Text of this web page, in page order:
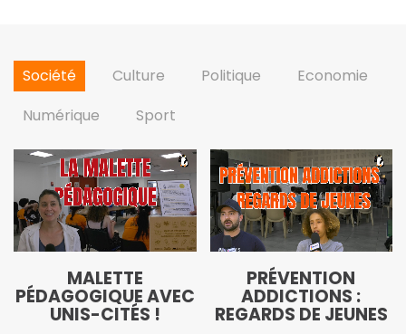
Société Culture Politique
Economie
Numérique
Sport
MALETTE
PÉDAGOGIQUE AVEC
UNIS-CITÉS !
PRÉVENTION
ADDICTIONS :
REGARDS DE JEUNES